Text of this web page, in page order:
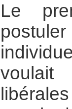
Le
voulait